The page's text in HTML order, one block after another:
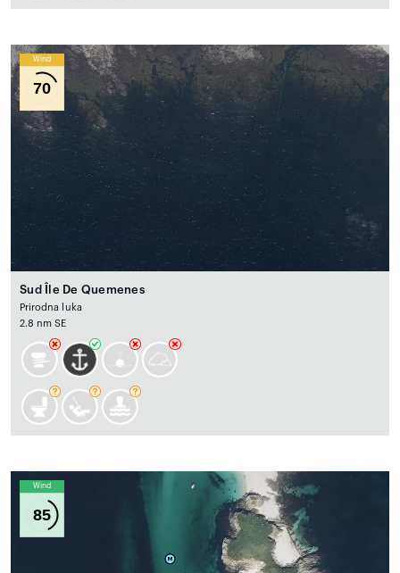
Wind
70
Sud Île De Quemenes
Prirodna luka
2.8 nm SE
Wind
85